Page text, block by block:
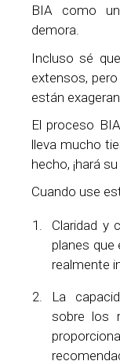
BIA como
demora.
Incluso sé
extensos,
están
El proceso
lleva mucho
hecho, ¡hará
Cuando use
Claridad y
planes que
realmente
La
sobre los